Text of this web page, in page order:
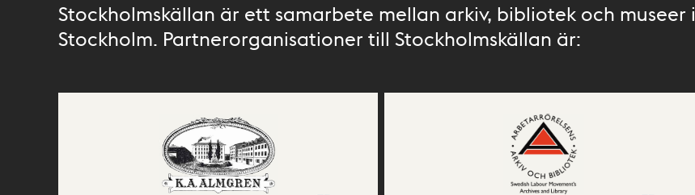
Stockholmskällan är ett samarbete mellan arkiv, bibliotek och museer i
Stockholm. Partnerorganisationer till Stockholmskällan är: